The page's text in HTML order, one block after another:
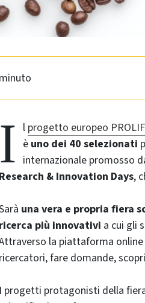
I l progetto europeo
è uno dei 40 selezionati
internazionale promosso
Research & Innovation Days,
una vera e propria fiera
ricerca più innovativi a cui gli
la piattaforma
ricercatori, fare domande,
I progetti protagonisti della